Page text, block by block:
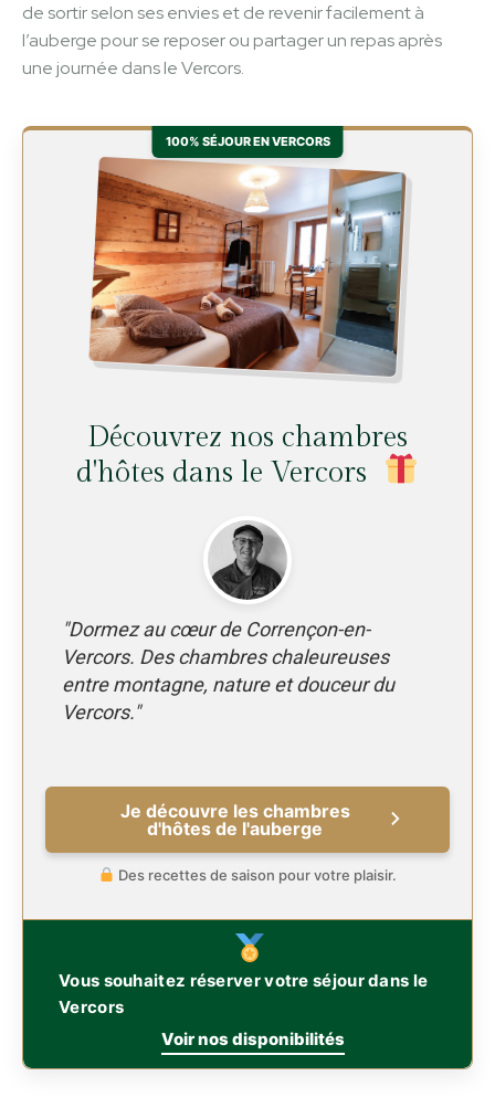
de sortir selon ses envies et de revenir facilement à
l’auberge pour se reposer ou partager un repas après
une journée dans le Vercors.
100% SÉJOUR EN VERCORS
Découvrez nos chambres
d'hôtes dans le Vercors
"Dormez au cœur de Corrençon-en-
Vercors. Des chambres chaleureuses
entre montagne, nature et douceur du
Vercors."
Je découvre les chambres
d'hôtes de l'auberge
Des recettes de saison pour votre plaisir.
Vous souhaitez réserver votre séjour dans le
Vercors
Voir nos disponibilités